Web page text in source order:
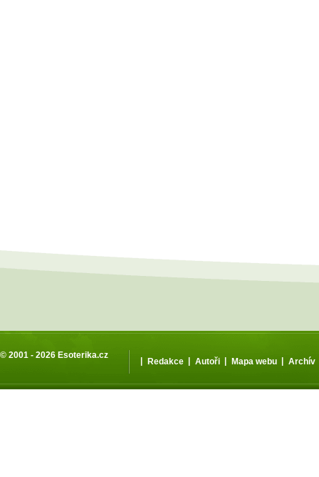
© 2001 - 2026 Esoterika.cz
| Redakce | Autoři | Mapa webu | Archív